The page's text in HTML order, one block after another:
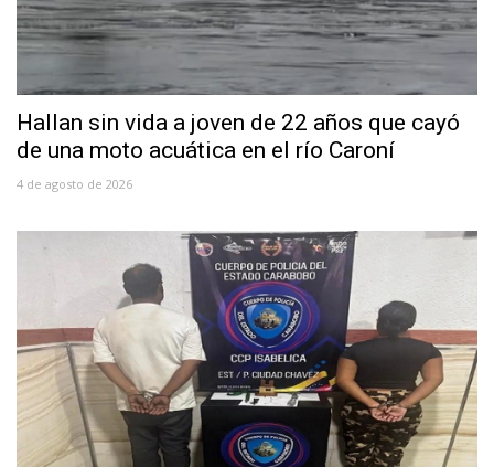
Hallan sin vida a joven de 22 años que cayó
de una moto acuática en el río Caroní
4 de agosto de 2026